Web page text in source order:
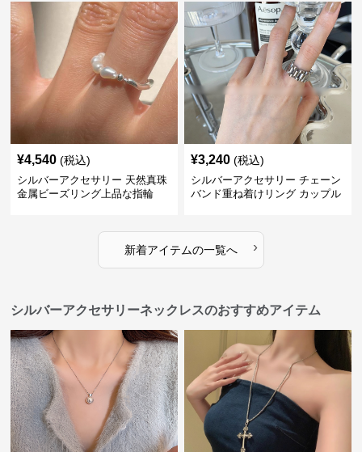
¥4,540 (税込)
シルバーアクセサリー 天然真珠
金属ビーズリング上品な指輪
¥3,240 (税込)
シルバーアクセサリー チェーン
バンド重ね着けリング カップル
新着アイテムの一覧へ ›
シルバーアクセサリーネックレスのおすすめアイテム